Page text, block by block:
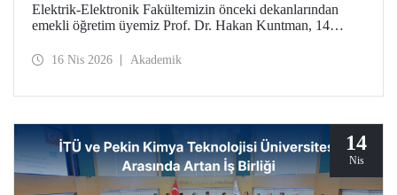
Elektrik-Elektronik Fakültemizin önceki dekanlarından
emekli öğretim üyemiz Prof. Dr. Hakan Kuntman, 14
Merkezimizde düzenlenen törenle son yolculuğuna
16 Nis 2026 Akademik
14
Nis